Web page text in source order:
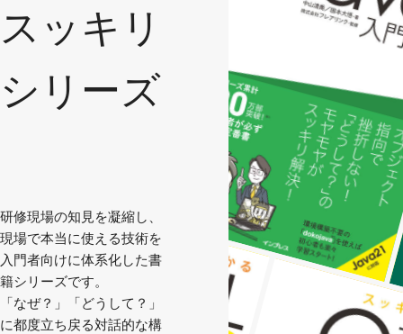
スッキリ
シリーズ
研修現場の知見を凝縮し、
現場で本当に使える技術を
入門者向けに体系化した書
籍シリーズです。
「なぜ？」「どうして？」
に都度立ち戻る対話的な構